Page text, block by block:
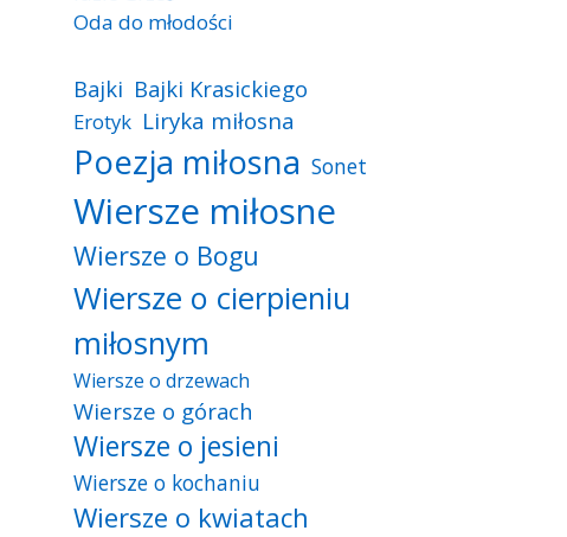
Oda do młodości
Bajki Bajki Krasickiego
Erotyk Liryka miłosna
Poezja miłosna Sonet
Wiersze miłosne
Wiersze o Bogu
Wiersze o cierpieniu
miłosnym
Wiersze o drzewach
Wiersze o górach
Wiersze o jesieni
Wiersze o kochaniu
Wiersze o kwiatach